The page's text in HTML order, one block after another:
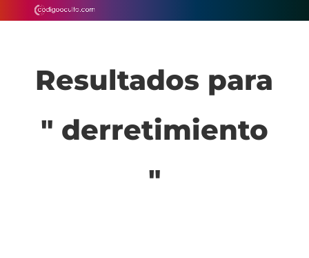
Resultados para
" derretimiento
"